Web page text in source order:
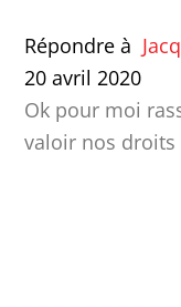
Répondre à
20 avril 2020
Ok pour moi
valoir nos droits